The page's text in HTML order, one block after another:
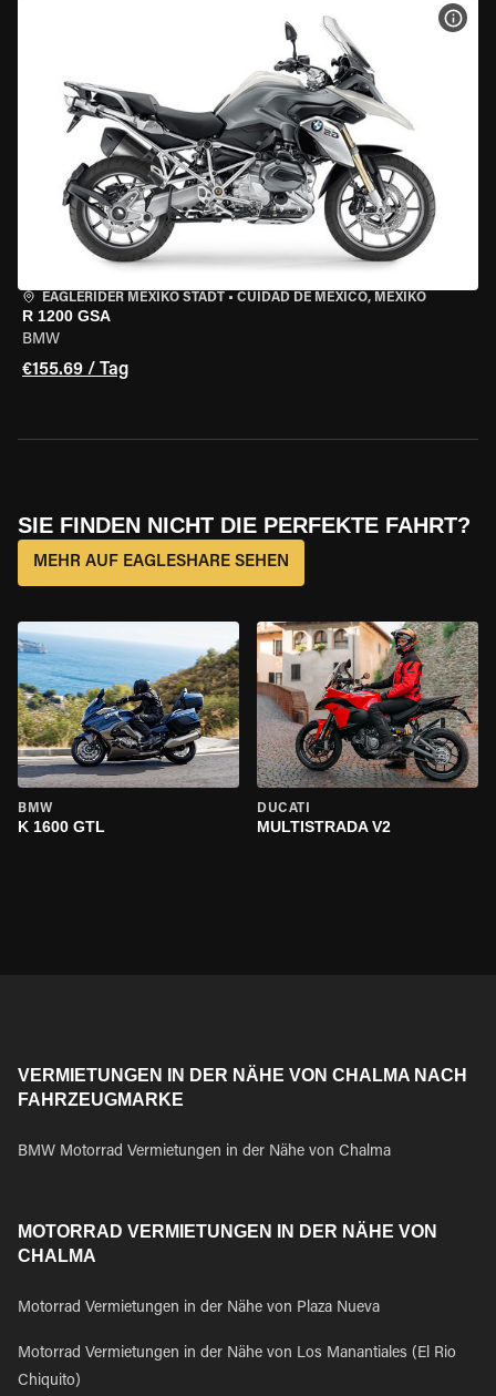
EAGLERIDER MEXIKO STADT • CUIDAD DE MEXICO, MEXIKO
R 1200 GSA
BMW
€155.69 / Tag
SIE FINDEN NICHT DIE PERFEKTE FAHRT?
MEHR AUF EAGLESHARE SEHEN
BMW
K 1600 GTL
DUCATI
MULTISTRADA V2
VERMIETUNGEN IN DER NÄHE VON CHALMA NACH
FAHRZEUGMARKE
BMW Motorrad Vermietungen in der Nähe von Chalma
MOTORRAD VERMIETUNGEN IN DER NÄHE VON
CHALMA
Motorrad Vermietungen in der Nähe von Plaza Nueva
Motorrad Vermietungen in der Nähe von Los Manantiales (El Rio
Chiquito)